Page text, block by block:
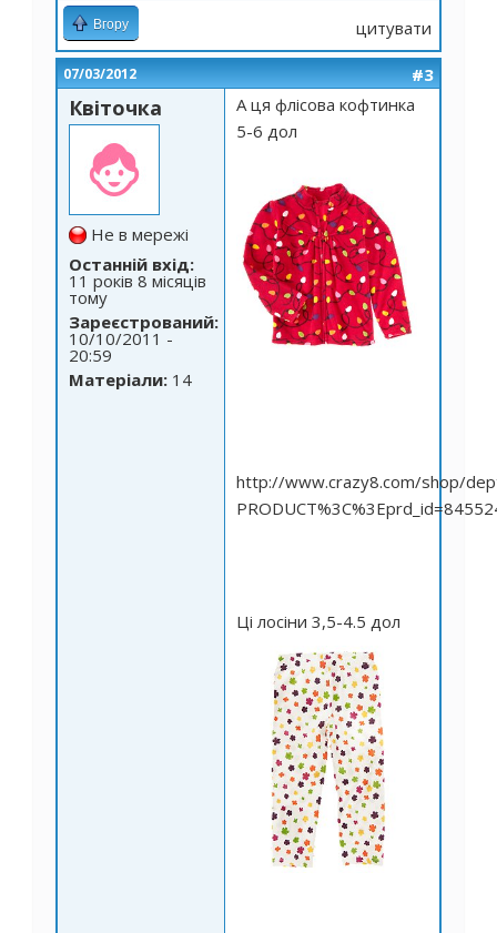
Вгору цитувати
07/03/2012 #3
Квіточка
Не в мережі
Останній вхід:
11 років 8 місяців
тому
Зареєстрований:
10/10/2011 -
20:59
Матеріали: 14
А ця флісова кофтинка
5-6 дол
http://www.crazy8.com/shop/
Ці лосіни 3,5-4.5 дол